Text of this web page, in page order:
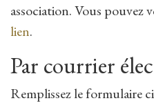
association. Vous pouvez
lien.
Par courrier
Remplissez le formulaire